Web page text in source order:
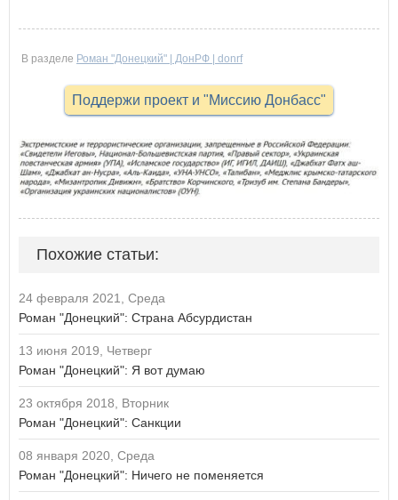
В разделе Роман "Донецкий" | ДонРФ | donrf
Поддержи проект и "Миссию Донбасс"
Похожие статьи:
24 февраля 2021, Среда
Роман "Донецкий": Страна Абсурдистан
13 июня 2019, Четверг
Роман "Донецкий": Я вот думаю
23 октября 2018, Вторник
Роман "Донецкий": Санкции
08 января 2020, Среда
Роман "Донецкий": Ничего не поменяется